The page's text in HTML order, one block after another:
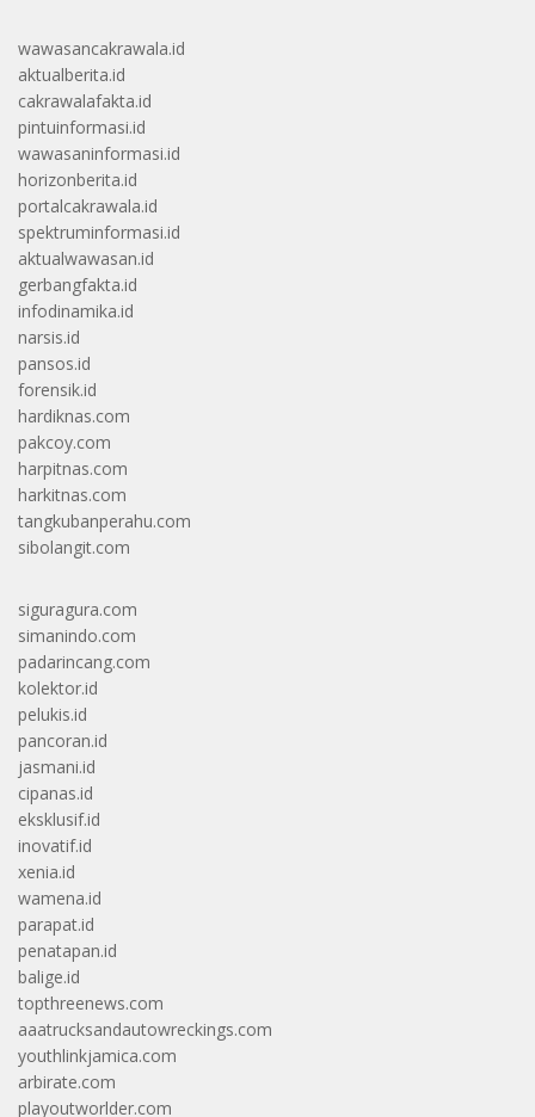
wawasancakrawala.id
aktualberita.id
cakrawalafakta.id
pintuinformasi.id
wawasaninformasi.id
horizonberita.id
portalcakrawala.id
spektruminformasi.id
aktualwawasan.id
gerbangfakta.id
infodinamika.id
narsis.id
pansos.id
forensik.id
hardiknas.com
pakcoy.com
harpitnas.com
harkitnas.com
tangkubanperahu.com
sibolangit.com
siguragura.com
simanindo.com
padarincang.com
kolektor.id
pelukis.id
pancoran.id
jasmani.id
cipanas.id
eksklusif.id
inovatif.id
xenia.id
wamena.id
parapat.id
penatapan.id
balige.id
topthreenews.com
aaatrucksandautowreckings.com
youthlinkjamica.com
arbirate.com
playoutworlder.com